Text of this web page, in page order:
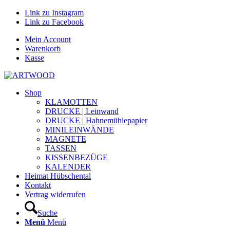
Link zu Instagram
Link zu Facebook
Mein Account
Warenkorb
Kasse
Shop
KLAMOTTEN
DRUCKE | Leinwand
DRUCKE | Hahnemühlepapier
MINILEINWÄNDE
MAGNETE
TASSEN
KISSENBEZÜGE
KALENDER
Heimat Hübschental
Kontakt
Vertrag widerrufen
Suche
Menü Menü